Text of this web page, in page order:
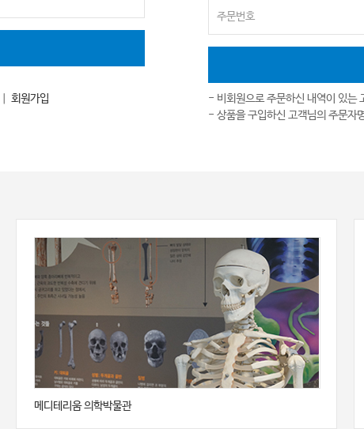
회원가입
- 비회원으로 주문하신 내역이 있는
- 상품을 구입하신 고객님의 주문자
메디테리움 의학박물관